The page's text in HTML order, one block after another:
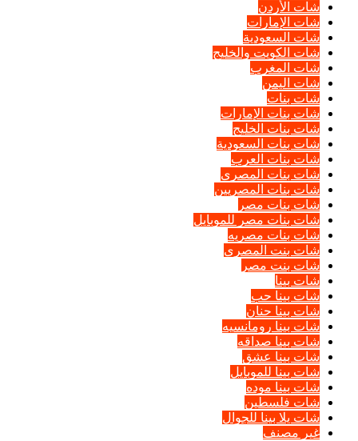
شات الأردن
شات الإمارات
شات السعودية
شات الكويت والخليج
شات المغرب
شات اليمن
شات بنات
شات بنات الإمارات
شات بنات الخليج
شات بنات السعودية
شات بنات العرب
شات بنات المصرى
شات بنات المصريين
شات بنات مصر
شات بنات مصر للموبايل
شات بنات مصريه
شات بنت المصرى
شات بنت مصر
شات بينا
شات بينا حب
شات بينا حنان
شات بينا رومانسيه
شات بينا صداقه
شات بينا عشق
شات بينا للموبايل
شات بينا موده
شات فلسطين
شات يلا بينا للجوال
غير مصنف